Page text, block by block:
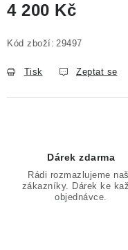
4 200 Kč
Kód zboží: 29497
Tisk Zeptat se
Dárek zdarma
Rádi rozmazlujeme
zákazníky. Dárek ke
objednávce.